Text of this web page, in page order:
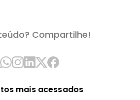
Compartilhe!
mais acessados